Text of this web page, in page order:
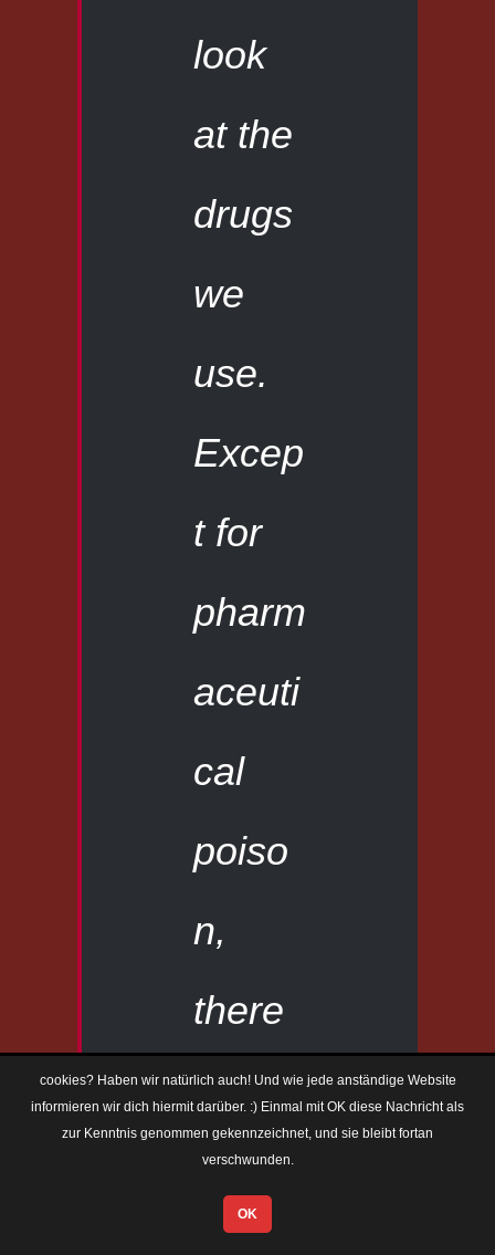
look
at the
drugs
we
use.
Excep
t for
pharm
aceuti
cal
poiso
n,
there
are
essen
cookies? Haben wir natürlich auch! Und wie jede anständige Website
informieren wir dich hiermit darüber. :) Einmal mit OK diese Nachricht als
zur Kenntnis genommen gekennzeichnet, und sie bleibt fortan
verschwunden.
OK